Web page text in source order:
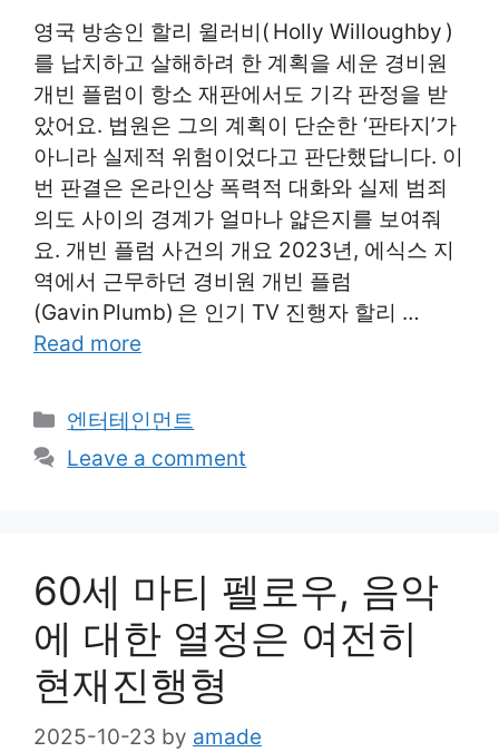
영국 방송인 할리 윌러비( Holly Willoughby )
를 납치하고 살해하려 한 계획을 세운 경비원
개빈 플럼이 항소 재판에서도 기각 판정을 받
았어요. 법원은 그의 계획이 단순한 ‘판타지’가
아니라 실제적 위험이었다고 판단했답니다. 이
번 판결은 온라인상 폭력적 대화와 실제 범죄
의도 사이의 경계가 얼마나 얇은지를 보여줘
요. 개빈 플럼 사건의 개요 2023년, 에식스 지
역에서 근무하던 경비원 개빈 플럼
(Gavin Plumb) 은 인기 TV 진행자 할리 …
Read more
Categories
엔터테인먼트
Leave a comment
60세 마티 펠로우, 음악
에 대한 열정은 여전히
현재진행형
2025-10-23 by amade